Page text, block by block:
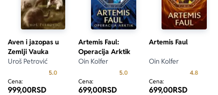
Aven i jazopas u
Zemlji Vauka
Uroš Petrović
5.0 Prosecna ocena je 5.0 od 5
Cena:
999,00RSD
Artemis Faul:
Operacija Arktik
Oin Kolfer
5.0 Prosecna ocena je 5.0 od 5
Cena:
699,00RSD
Artemis Faul
Oin Kolfer
4.8
Cena:
699,00RSD